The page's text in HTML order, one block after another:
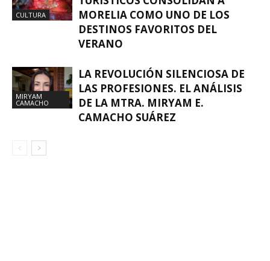
CULTURA
MORELIA COMO UNO DE LOS
DESTINOS FAVORITOS DEL
VERANO
MIRYAM
CAMACHO
LA REVOLUCIÓN SILENCIOSA DE
LAS PROFESIONES. EL ANÁLISIS
DE LA MTRA. MIRYAM E.
CAMACHO SUÁREZ